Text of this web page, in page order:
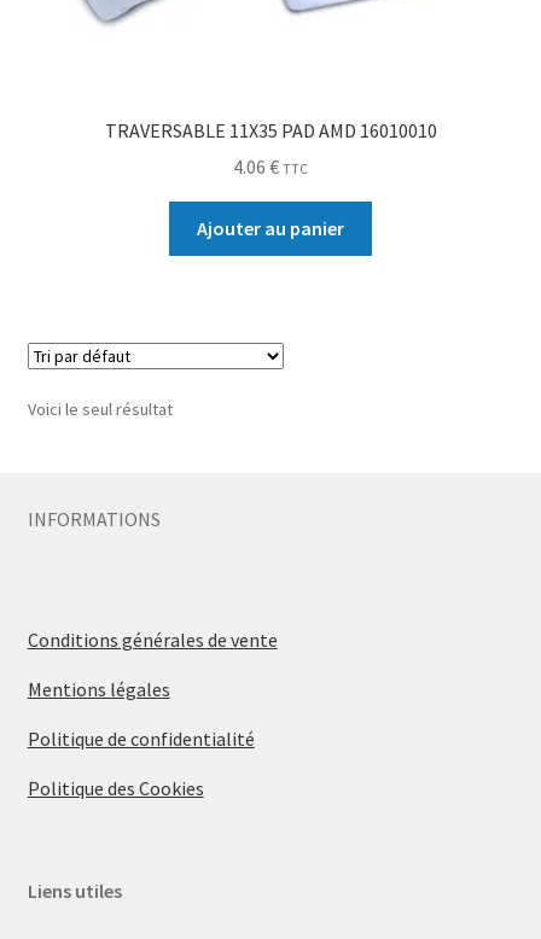
TRAVERSABLE 11X35 PAD AMD 16010010
4.06 € TTC
Ajouter au panier
Voici le seul résultat
INFORMATIONS
Conditions générales de vente
Mentions légales
Politique de confidentialité
Politique des Cookies
Liens utiles